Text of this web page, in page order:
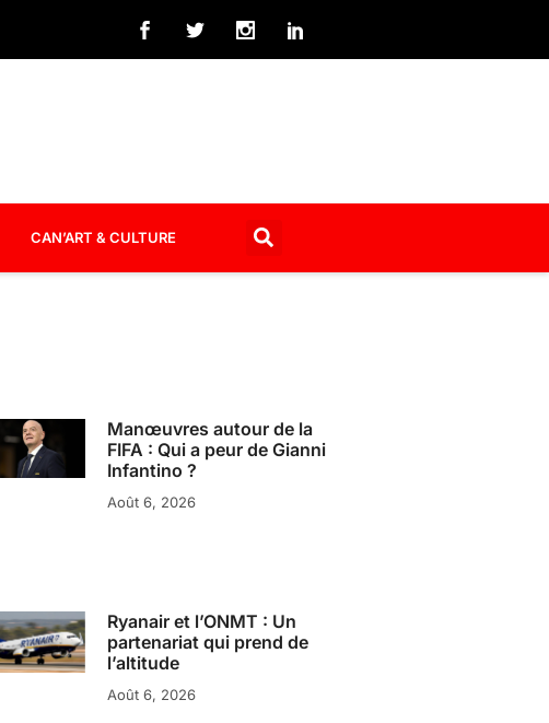
CAN’ART & CULTURE
Manœuvres autour de la
FIFA : Qui a peur de Gianni
Infantino ?
Août 6, 2026
Ryanair et l’ONMT : Un
partenariat qui prend de
l’altitude
Août 6, 2026